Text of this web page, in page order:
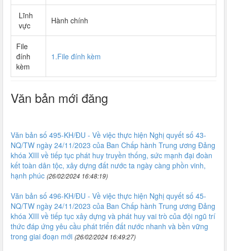
Lĩnh
vực
Hành chính
File
đính
kèm
1.File đính kèm
Văn bản mới đăng
Văn bản số 495-KH/ĐU - Về việc thực hiện Nghị quyết số 43-
NQ/TW ngày 24/11/2023 của Ban Chấp hành Trung ương Đảng
khóa XIII về tiếp tục phát huy truyền thống, sức mạnh đại đoàn
kết toàn dân tộc, xây dựng đất nước ta ngày càng phồn vinh,
hạnh phúc (26/02/2024 16:48:19)
Văn bản số 496-KH/ĐU - Về việc thực hiện Nghị quyết số 45-
NQ/TW ngày 24/11/2023 của Ban Chấp hành Trung ương Đảng
khóa XIII về tiếp tục xây dựng và phát huy vai trò của đội ngũ trí
thức đáp ứng yêu cầu phát triển đất nước nhanh và bền vững
trong giai đoạn mới (26/02/2024 16:49:27)